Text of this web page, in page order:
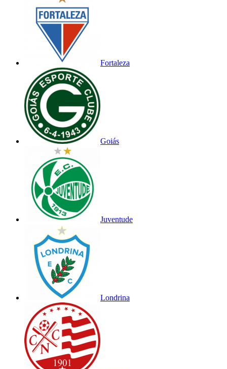
Fortaleza
Goiás
Juventude
Londrina